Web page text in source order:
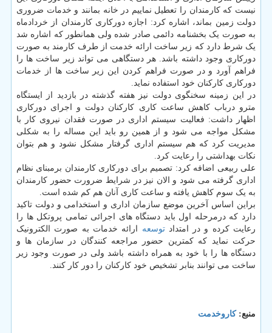
نیست که کارمندان را تعطیل نماییم در خانه بمانند و خدمات ضروری
دولت زمین بماند، اشاره کرد: اجازه دورکاری کارمندان از خردادماه
به صورت یک بخشنامه دائمی صادر شده ولی همانطور که اشاره شد
یک شرط دارد که زیر ساخت ارائه خدمت از طرف کارمند به صورت
دورکاری وجود داشته باشد. هر دستگاهی می تواند زیر ساخت ها را
فراهم آورد و در صورت فراهم کردن این زیر ساخت ها از خدمات
دورکاری کارکنان خود استفاده نماید.
در این زمینه سخنگوی دولت نیز هفته گذشته در بازدید از ایستگاه
مترو درباب کاهش ساعت کاری کارکنان دولت و اجرای دورکاری
اظهار داشت: فعالیت سیستم اداری در صورت فقدان نیروی کار با
مشکل مواجه می شود و از همین رو باید این مساله را به شکلی
مدیریت کرد که هم سیستم اداری گرفتار مشکل نشود و هم بتوان
نکات بهداشتی را رعایت کرد.
علی ربیعی اضافه کرد: تصمیم برای دورکاری کارمندان برمبنای نظام
اداری گرفته می شود و الان نیز در شرایط ضرورت حضور کارمندان
به یک سوم کاهش یافته و ساعت کاری آنان هم کم شده است.
براین اساس آخرین موضع سازمان اداری و استخدامی و دولت تاکید
دارد که درمرحله اول باید دستگاه های اجرائی تمامی پروتکل ها را
رعایت کرده و در امتدادتوسعه ارائه خدمات به صورت الکترونیک
حرکت نماید که کمترین حضور مراجعه کنندگان در سازمان ها و
دستگاه ها را با خود به همراه داشته باشد ولی در صورت وجود زیر
ساخت می توانند بنابر تشخیص خود کارکنان را دور کار کنند.
منبع:كاروخدمت